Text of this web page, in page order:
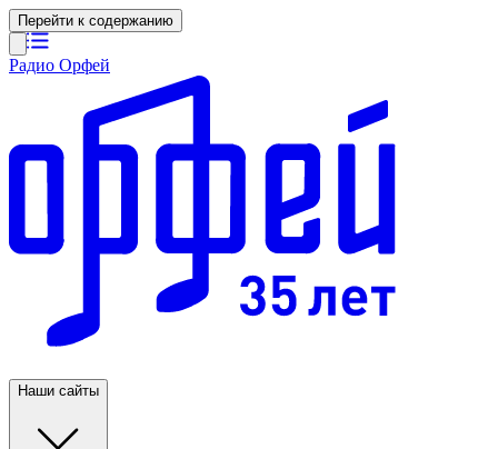
Перейти к содержанию
Радио Орфей
Наши сайты